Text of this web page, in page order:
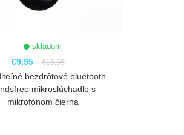
skladom
€9,95 €15,95
bezdrôtové bluetooth
mikroslúchadlo s
mikrofónom čierna